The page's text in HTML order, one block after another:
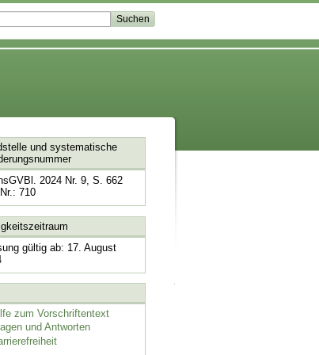
und systematische
2024 Nr. 9, S. 662
710
gültig ab: 17. August
zum Vorschriftentext
und Antworten